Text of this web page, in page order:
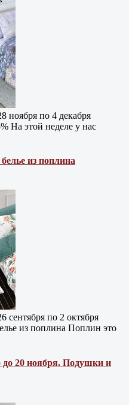
ноября по 4 декабря
На этой неделе у нас
из поплина
сентября по 2 октября
из поплина Поплин это
20 ноября. Подушки и